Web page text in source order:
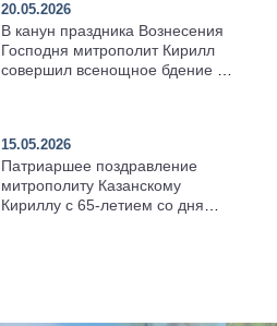
20.05.2026
В канун праздника Вознесения
Господня митрополит Кирилл
совершил всенощное бдение в
15.05.2026
Патриаршее поздравление
митрополиту Казанскому
Кириллу с 65-летием со дня